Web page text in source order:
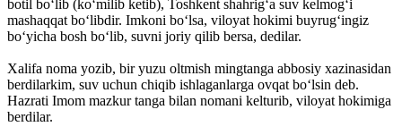
botil bo‘lib (ko‘milib ketib), Toshkent shahrig‘a suv kelmog‘i
mashaqqat bo‘libdir. Imkoni bo‘lsa, viloyat hokimi buyrug‘ingiz
bo‘yicha bosh bo‘lib, suvni joriy qilib bersa, dedilar.
Xalifa noma yozib, bir yuzu oltmish mingtanga abbosiy xazinasidan
berdilarkim, suv uchun chiqib ishlaganlarga ovqat bo‘lsin deb.
Hazrati Imom mazkur tanga bilan nomani kelturib, viloyat hokimiga
berdilar.